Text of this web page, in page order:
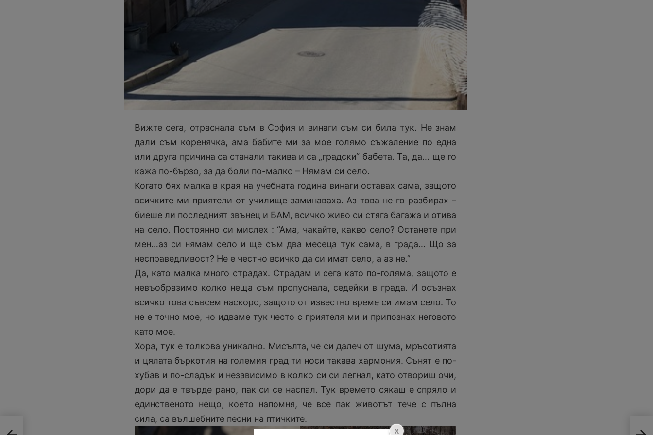
Вижте сега, отраснала съм в София и винаги съм си била тук. Не знам
дали съм коренячка, ама бабите ми за мое голямо съжаление по една
или друга причина са станали такива и са „градски“ бабета. Та, да… ще го
кажа по-бързо, за да боли по-малко – Нямам си село.
Когато бях малка в края на учебната година винаги оставах сама, защото
всичките ми приятели от училище заминаваха. Аз това не го разбирах –
биеше ли последният звънец и БАМ, всичко живо си стяга багажа и отива
на село. Постоянно си мислех : “Ама, чакайте, какво село? Останете при
мен…аз си нямам село и ще съм два месеца тук сама, в града… Що за
несправедливост? Не е честно всичко да си имат село, а аз не.”
Да, като малка много страдах. Страдам и сега като по-голяма, защото е
невъобразимо колко неща съм пропуснала, седейки в града. И осъзнах
всичко това съвсем наскоро, защото от известно време си имам село. То
не е точно мое, но идваме тук често с приятеля ми и припознах неговото
като мое.
Хора, тук е толкова уникално. Мисълта, че си далеч от шума, мръсотията
и цялата бъркотия на големия град ти носи такава хармония. Сънят е по-
хубав и по-сладък и независимо в колко си си легнал, като отвориш очи,
дори да е твърде рано, пак си се наспал. Тук времето сякаш е спряло и
единственото нещо, което напомня, че все пак животът тече с пълна
сила, са вълшебните песни на птичките.